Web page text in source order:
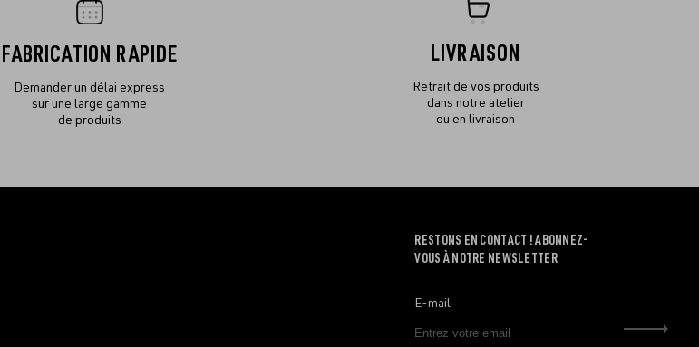
FABRICATION RAPIDE
Demander un délai express
sur une large gamme
de produits
LIVRAISON
Retrait de vos produits
dans notre atelier
ou en livraison
RESTONS EN CONTACT ! ABONNEZ-
VOUS À NOTRE NEWSLETTER
E-mail